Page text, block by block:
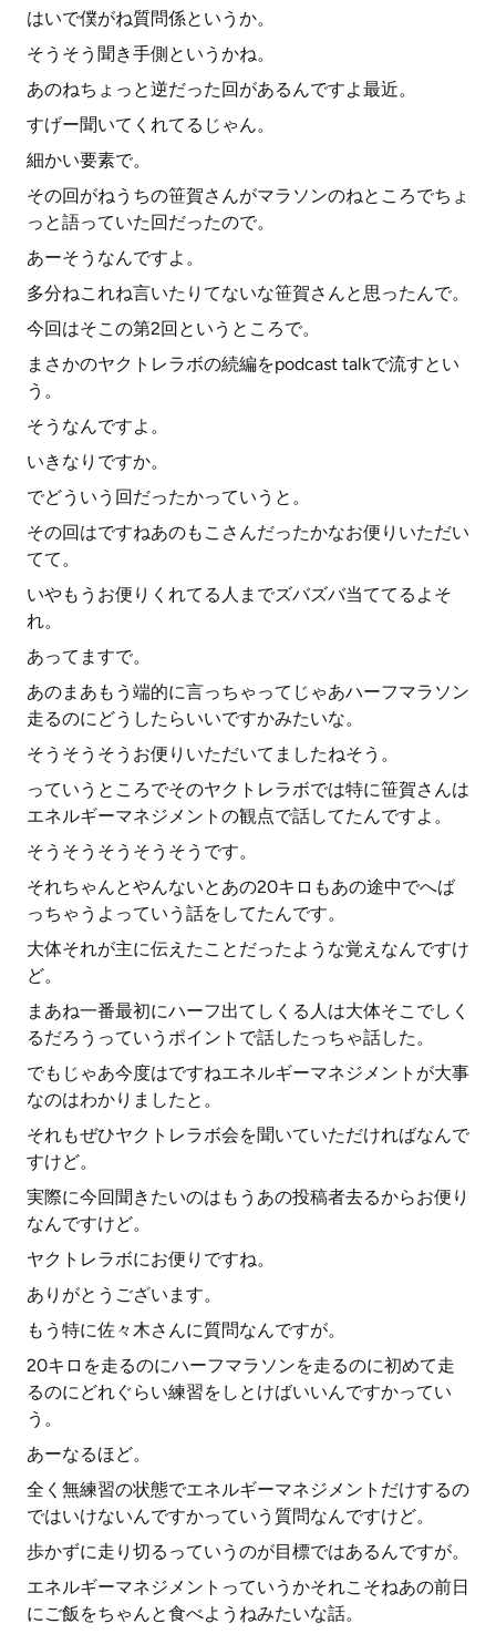
はいで僕がね質問係というか。
そうそう聞き手側というかね。
あのねちょっと逆だった回があるんですよ最近。
すげー聞いてくれてるじゃん。
細かい要素で。
その回がねうちの笹賀さんがマラソンのねところでちょ
っと語っていた回だったので。
あーそうなんですよ。
多分ねこれね言いたりてないな笹賀さんと思ったんで。
今回はそこの第2回というところで。
まさかのヤクトレラボの続編をpodcast talkで流すとい
う。
そうなんですよ。
いきなりですか。
でどういう回だったかっていうと。
その回はですねあのもこさんだったかなお便りいただい
てて。
いやもうお便りくれてる人までズバズバ当ててるよそ
れ。
あってますで。
あのまあもう端的に言っちゃってじゃあハーフマラソン
走るのにどうしたらいいですかみたいな。
そうそうそうお便りいただいてましたねそう。
っていうところでそのヤクトレラボでは特に笹賀さんは
エネルギーマネジメントの観点で話してたんですよ。
そうそうそうそうそうです。
それちゃんとやんないとあの20キロもあの途中でへば
っちゃうよっていう話をしてたんです。
大体それが主に伝えたことだったような覚えなんですけ
ど。
まあね一番最初にハーフ出てしくる人は大体そこでしく
るだろうっていうポイントで話したっちゃ話した。
でもじゃあ今度はですねエネルギーマネジメントが大事
なのはわかりましたと。
それもぜひヤクトレラボ会を聞いていただければなんで
すけど。
実際に今回聞きたいのはもうあの投稿者去るからお便り
なんですけど。
ヤクトレラボにお便りですね。
ありがとうございます。
もう特に佐々木さんに質問なんですが。
20キロを走るのにハーフマラソンを走るのに初めて走
るのにどれぐらい練習をしとけばいいんですかってい
う。
あーなるほど。
全く無練習の状態でエネルギーマネジメントだけするの
ではいけないんですかっていう質問なんですけど。
歩かずに走り切るっていうのが目標ではあるんですが。
エネルギーマネジメントっていうかそれこそねあの前日
にご飯をちゃんと食べようねみたいな話。